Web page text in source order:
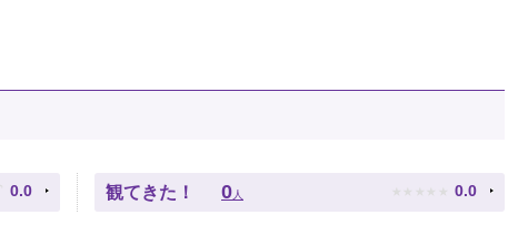
0.0 観てきた！ 0 人 ★ ★ ★ ★ ★ 0.0